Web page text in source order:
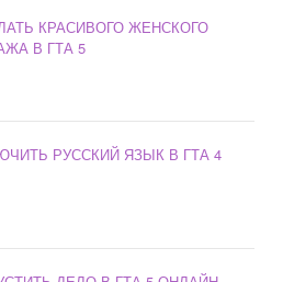
КРАСИВОГО ЖЕНСКОГО
В ГТА 5
РУССКИЙ ЯЗЫК В ГТА 4